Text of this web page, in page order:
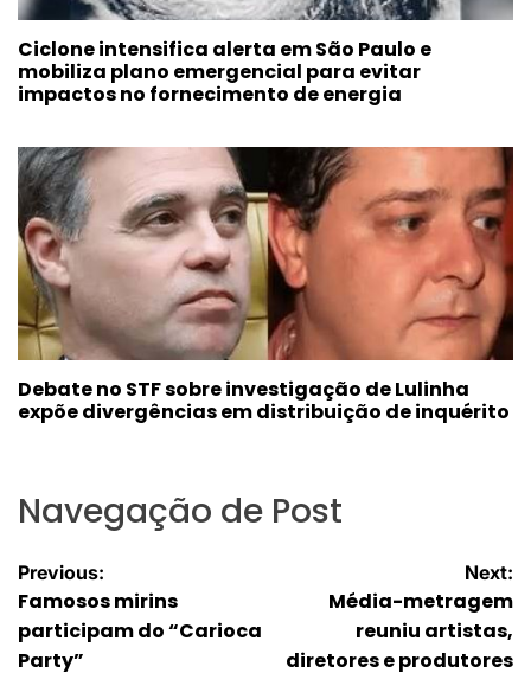
Ciclone intensifica alerta em São Paulo e
mobiliza plano emergencial para evitar
impactos no fornecimento de energia
Debate no STF sobre investigação de Lulinha
expõe divergências em distribuição de inquérito
Navegação de Post
Previous:
Famosos mirins
participam do “Carioca
Party”
Next:
Média-metragem
reuniu artistas,
diretores e produtores